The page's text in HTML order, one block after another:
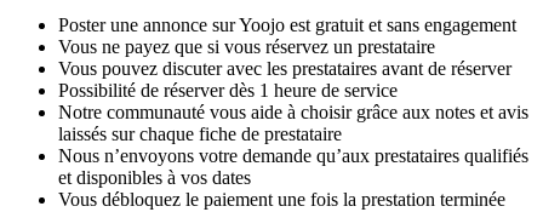
Poster une annonce sur Yoojo est gratuit et sans engagement
Vous ne payez que si vous réservez un prestataire
Vous pouvez discuter avec les prestataires avant de réserver
Possibilité de réserver dès 1 heure de service
Notre communauté vous aide à choisir grâce aux notes et avis
laissés sur chaque fiche de prestataire
Nous n’envoyons votre demande qu’aux prestataires qualifiés
et disponibles à vos dates
Vous débloquez le paiement une fois la prestation terminée